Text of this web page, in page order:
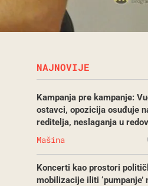
NAJNOVIJE
Kampanja pre kampanje:
ostavci, opozicija osuđuje
reditelja, neslaganja u
Mašina
Koncerti kao prostori
mobilizacije iliti ‘pumpanje’